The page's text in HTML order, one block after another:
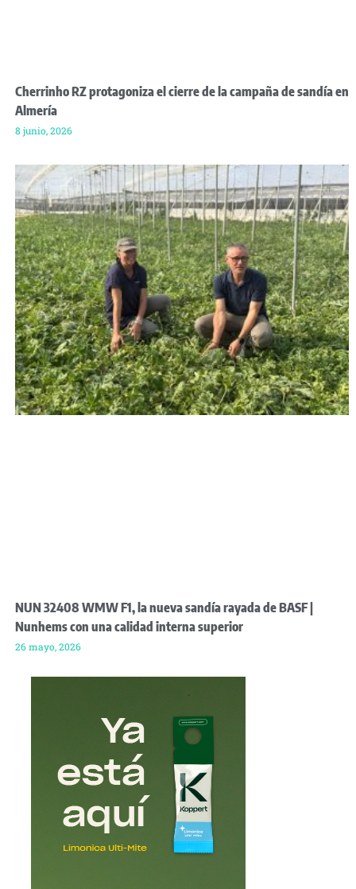
Cherrinho RZ protagoniza el cierre de la campaña de sandía en
Almería
8 junio, 2026
NUN 32408 WMW F1, la nueva sandía rayada de BASF |
Nunhems con una calidad interna superior
26 mayo, 2026